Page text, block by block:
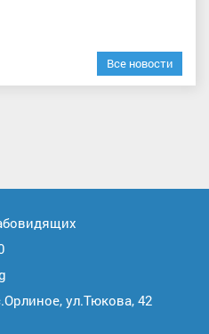
Все новости
ул.Тюкова, 42